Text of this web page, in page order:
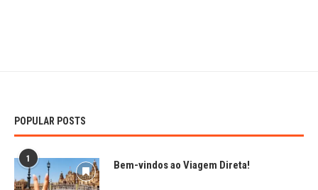
POPULAR POSTS
1 Bem-vindos ao Viagem Direta!